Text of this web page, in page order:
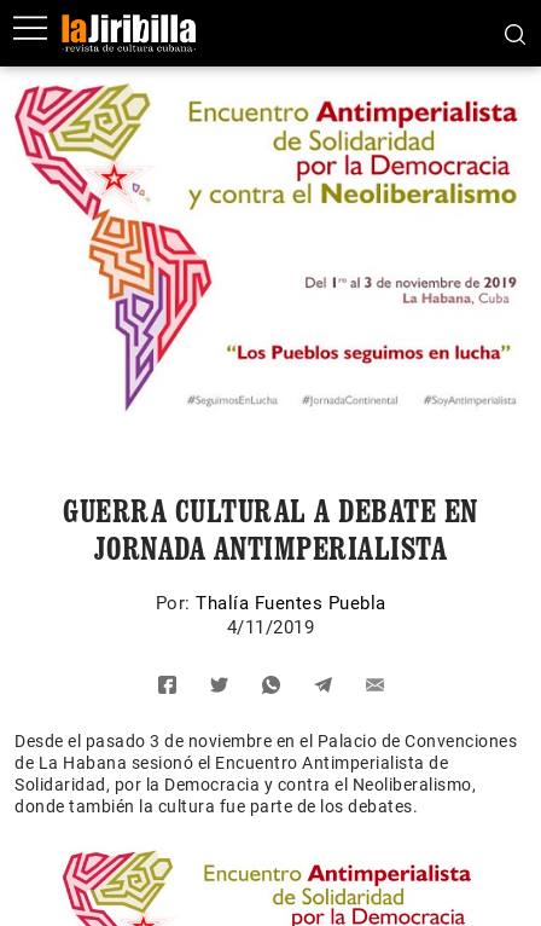
GUERRA CULTURAL A DEBATE EN
JORNADA ANTIMPERIALISTA
Por: Thalía Fuentes Puebla
4/11/2019
Desde el pasado 3 de noviembre en el Palacio de Convenciones
de La Habana sesionó el Encuentro Antimperialista de
Solidaridad, por la Democracia y contra el Neoliberalismo,
donde también la cultura fue parte de los debates.